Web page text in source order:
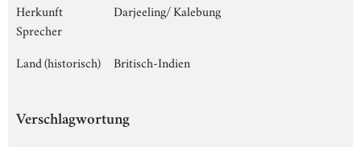
Herkunft
Sprecher
Darjeeling/ Kalebung
Land (historisch) Britisch-Indien
Verschlagwortung